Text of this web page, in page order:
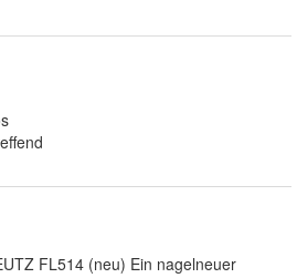
FL514 (neu) Ein nagelneuer